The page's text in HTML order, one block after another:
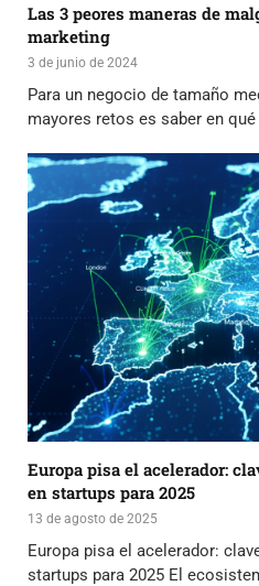
Las 3 peores maneras de
marketing
3 de junio de 2024
Para un negocio de tamaño
mayores retos es saber en
Europa pisa el acelerador:
en startups para 2025
13 de agosto de 2025
Europa pisa el acelerador:
startups para 2025 El